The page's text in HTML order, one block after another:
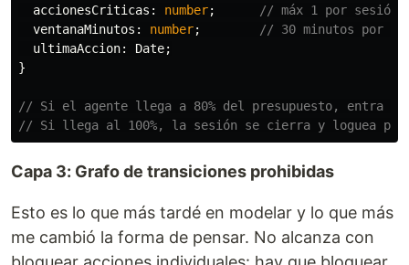
accionesCriticas : number;
// máx 1 por sesión
ventanaMinutos : number;
// 30 minutos por
ultimaAccion: Date;
}
// Si el agente llega a 80% del presupuesto, entra en
// Si llega al 100%, la sesión se cierra y loguea
Capa 3: Grafo de transiciones prohibidas
Esto es lo que más tardé en modelar y lo que más
me cambió la forma de pensar. No alcanza con